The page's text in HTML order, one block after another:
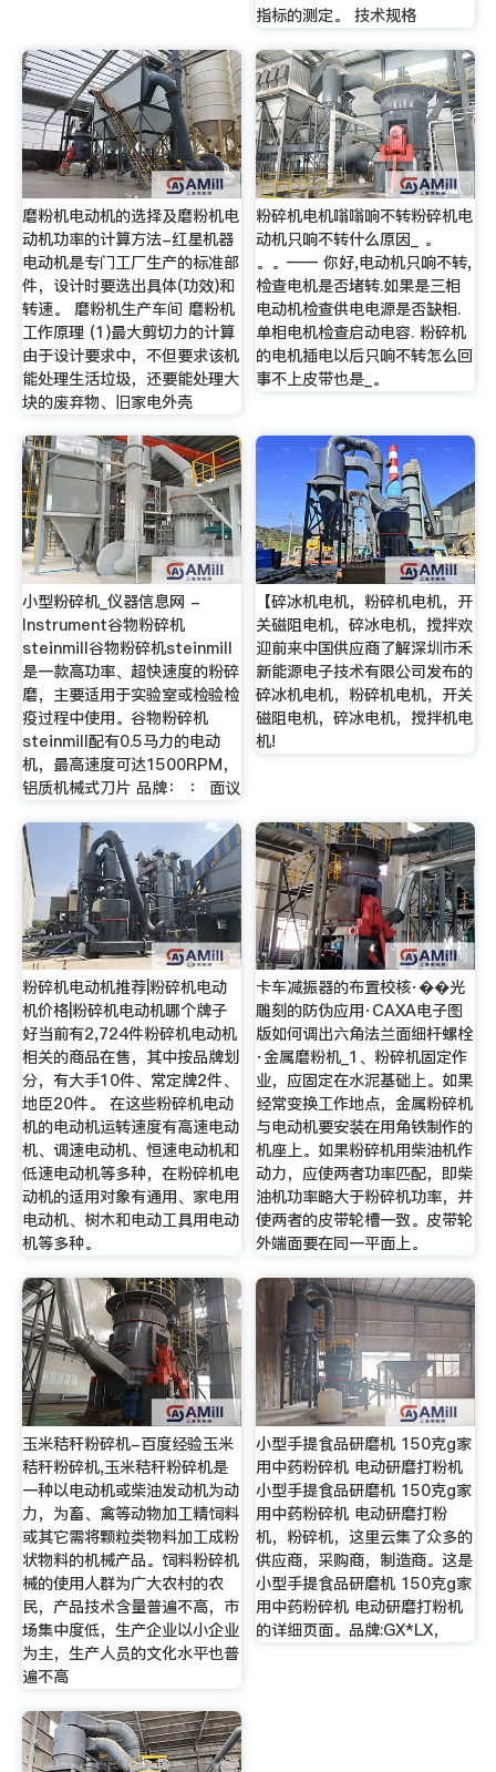
指标的测定。 技术规格
磨粉机电动机的选择及磨粉机电
动机功率的计算方法-红星机器
电动机是专门工厂生产的标准部
件，设计时要选出具体(功效)和
转速。 磨粉机生产车间 磨粉机
工作原理 (1)最大剪切力的计算
由于设计要求中，不但要求该机
能处理生活垃圾，还要能处理大
块的废弃物、旧家电外壳
粉碎机电机嗡嗡响不转粉碎机电
动机只响不转什么原因_ 。
。。—— 你好,电动机只响不转,
检查电机是否堵转.如果是三相
电动机检查供电电源是否缺相.
单相电机检查启动电容. 粉碎机
的电机插电以后只响不转怎么回
事不上皮带也是_。
小型粉碎机_仪器信息网 -
Instrument谷物粉碎机
steinmill谷物粉碎机steinmill
是一款高功率、超快速度的粉碎
磨，主要适用于实验室或检验检
疫过程中使用。谷物粉碎机
steinmill配有0.5马力的电动
机，最高速度可达1500RPM，
铝质机械式刀片 品牌： ： 面议
【碎冰机电机，粉碎机电机，开
关磁阻电机，碎冰电机，搅拌欢
迎前来中国供应商了解深圳市禾
新能源电子技术有限公司发布的
碎冰机电机，粉碎机电机，开关
磁阻电机，碎冰电机，搅拌机电
机!
粉碎机电动机推荐|粉碎机电动
机价格|粉碎机电动机哪个牌子
好当前有2,724件粉碎机电动机
相关的商品在售，其中按品牌划
分，有大手10件、常定牌2件、
地臣20件。 在这些粉碎机电动
机的电动机运转速度有高速电动
机、调速电动机、恒速电动机和
低速电动机等多种，在粉碎机电
动机的适用对象有通用、家电用
电动机、树木和电动工具用电动
机等多种。
卡车减振器的布置校核·��光
雕刻的防伪应用·CAXA电子图
版如何调出六角法兰面细杆螺栓
·金属磨粉机_1、粉碎机固定作
业，应固定在水泥基础上。如果
经常变换工作地点，金属粉碎机
与电动机要安装在用角铁制作的
机座上。如果粉碎机用柴油机作
动力，应使两者功率匹配，即柴
油机功率略大于粉碎机功率，并
使两者的皮带轮槽一致。皮带轮
外端面要在同一平面上。
玉米秸秆粉碎机-百度经验玉米
秸秆粉碎机,玉米秸秆粉碎机是
一种以电动机或柴油发动机为动
力，为畜、禽等动物加工精饲料
或其它需将颗粒类物料加工成粉
状物料的机械产品。饲料粉碎机
械的使用人群为广大农村的农
民，产品技术含量普遍不高，市
场集中度低，生产企业以小企业
为主，生产人员的文化水平也普
遍不高
小型手提食品研磨机 150克g家
用中药粉碎机 电动研磨打粉机
小型手提食品研磨机 150克g家
用中药粉碎机 电动研磨打粉
机，粉碎机，这里云集了众多的
供应商，采购商，制造商。这是
小型手提食品研磨机 150克g家
用中药粉碎机 电动研磨打粉机
的详细页面。品牌:GX*LX，